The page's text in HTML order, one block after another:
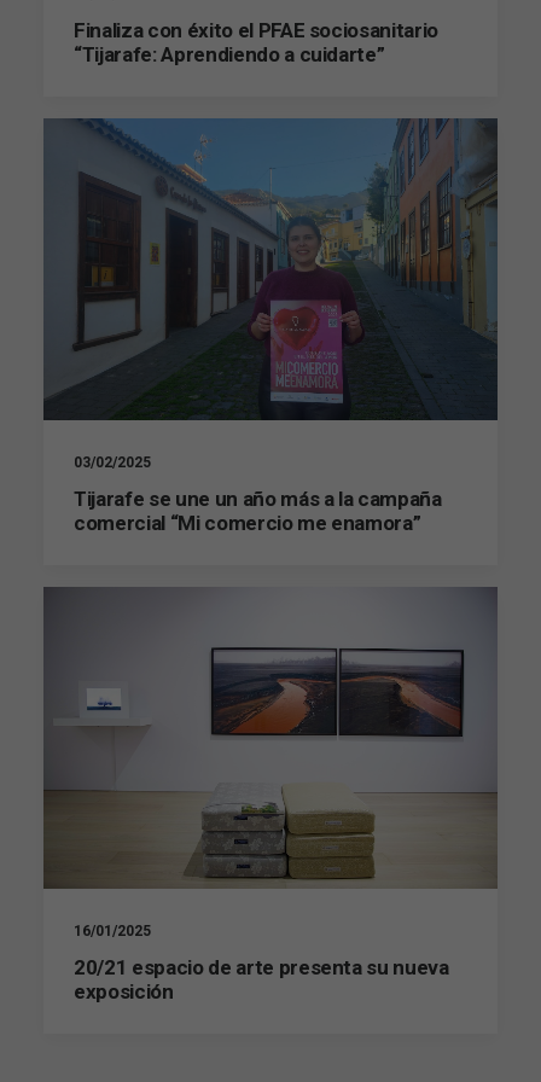
Finaliza con éxito el PFAE sociosanitario
“Tijarafe: Aprendiendo a cuidarte”
03/02/2025
Tijarafe se une un año más a la campaña
comercial “Mi comercio me enamora”
16/01/2025
20/21 espacio de arte presenta su nueva
exposición
comportamiento
mientras visitas
nuestro sitio,
aumentas la
posibilidad de
ver contenido y
ofertas
personalizados.